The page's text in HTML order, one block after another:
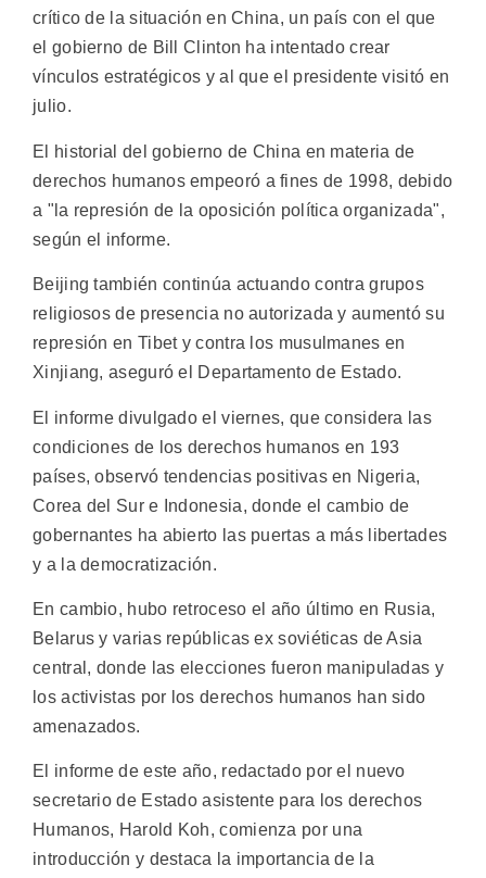
crítico de la situación en China, un país con el que
el gobierno de Bill Clinton ha intentado crear
vínculos estratégicos y al que el presidente visitó en
julio.
El historial del gobierno de China en materia de
derechos humanos empeoró a fines de 1998, debido
a "la represión de la oposición política organizada",
según el informe.
Beijing también continúa actuando contra grupos
religiosos de presencia no autorizada y aumentó su
represión en Tibet y contra los musulmanes en
Xinjiang, aseguró el Departamento de Estado.
El informe divulgado el viernes, que considera las
condiciones de los derechos humanos en 193
países, observó tendencias positivas en Nigeria,
Corea del Sur e Indonesia, donde el cambio de
gobernantes ha abierto las puertas a más libertades
y a la democratización.
En cambio, hubo retroceso el año último en Rusia,
Belarus y varias repúblicas ex soviéticas de Asia
central, donde las elecciones fueron manipuladas y
los activistas por los derechos humanos han sido
amenazados.
El informe de este año, redactado por el nuevo
secretario de Estado asistente para los derechos
Humanos, Harold Koh, comienza por una
introducción y destaca la importancia de la